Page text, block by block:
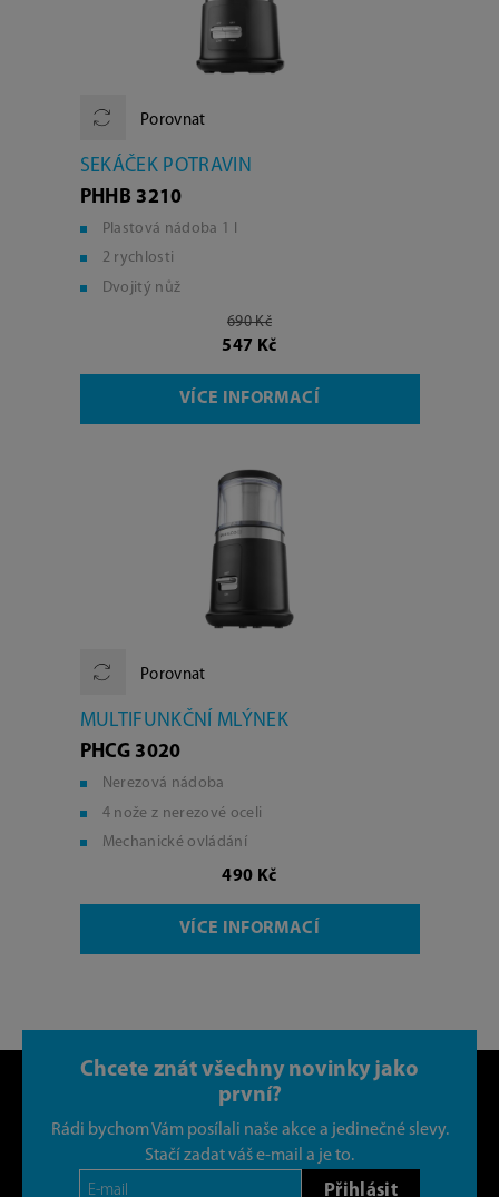
Porovnat
SEKÁČEK POTRAVIN
PHHB 3210
Plastová nádoba 1 l
2 rychlosti
Dvojitý nůž
690 Kč
547 Kč
VÍCE INFORMACÍ
Porovnat
MULTIFUNKČNÍ MLÝNEK
PHCG 3020
Nerezová nádoba
4 nože z nerezové oceli
Mechanické ovládání
490 Kč
VÍCE INFORMACÍ
Chcete znát všechny novinky jako
první?
Rádi bychom Vám posílali naše akce a jedinečné slevy.
Stačí zadat váš e-mail a je to.
Přihlásit